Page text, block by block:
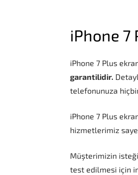
iPhone 7
iPhone 7 Plus
garantilidir.
telefonunuza
iPhone 7 Plus
hizmetlerimiz
Müşterimizin
test edilmesi için